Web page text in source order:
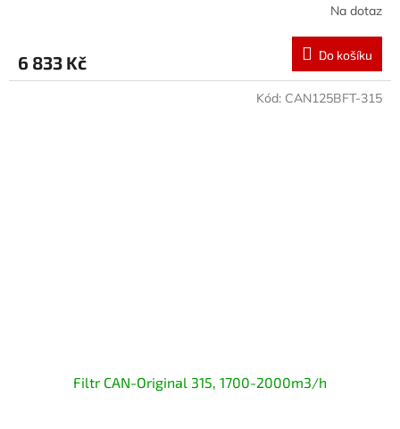
Na dotaz
6 833 Kč Do košíku
Filtr CAN-Original 315, 1700-2000m3/h
Kód: CAN125BFT-315